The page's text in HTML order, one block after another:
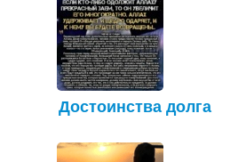
Достоинства долга